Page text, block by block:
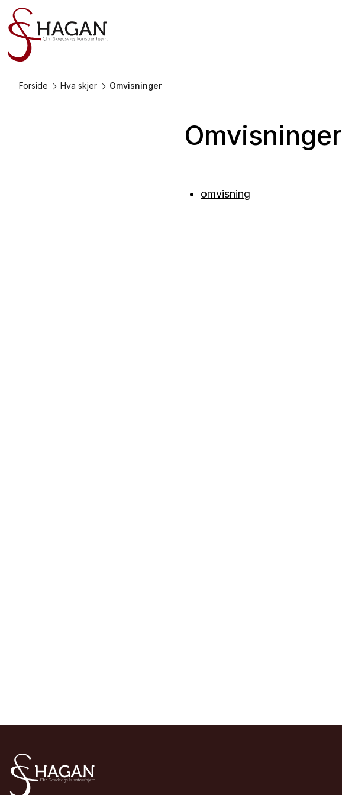
Forside Hva skjer Omvisninger
Omvisninger
omvisning